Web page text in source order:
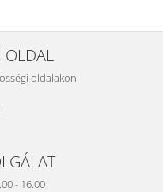
OLDAL
oldalakon
- 16.00